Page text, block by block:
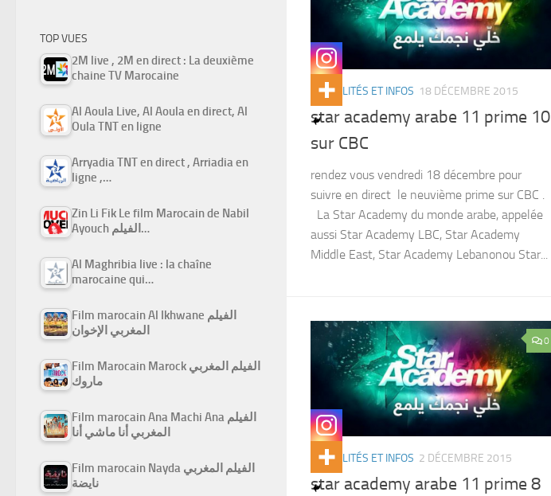
ACTUALITÉS ET INFOS 18 DÉCEMBRE 2015
star academy arabe 11 prime 10
sur CBC
rendez vous vendredi 18 décembre pour
suivre en direct le neuvième prime sur CBC .
La Star Academy du monde arabe, appelée
aussi Star Academy LBC, Star Academy
Middle East, Star Academy Lebanonou Star...
0
ACTUALITÉS ET INFOS 2 DÉCEMBRE 2015
star academy arabe 11 prime 8
TOP VUES
2M live , 2M en direct : La deuxième
chaine TV Marocaine
Al Aoula Live, Al Aoula en direct, Al
Oula TNT en ligne
Arryadia TNT en direct , Arriadia en
ligne ,…
Zin Li Fik Le film Marocain de Nabil
Ayouch الفيلم…
Al Maghribia live : la chaîne
marocaine qui…
Film marocain Al Ikhwane الفيلم
المغربي الإخوان
Film Marocain Marock الفيلم المغربي
ماروك
Film marocain Ana Machi Ana الفيلم
المغربي أنا ماشي أنا
Film marocain Nayda الفيلم المغربي
نايضة